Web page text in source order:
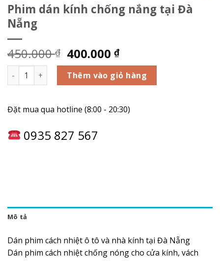
Phim dán kính chống nắng tại Đà
Nẵng
450.000₫ 400.000₫
Phim dán kính chống nắng tại Đà Nẵng số lượng
Thêm vào giỏ hàng
Đặt mua qua hotline (8:00 - 20:30)
0935 827 567
Mô tả
Dán phim cách nhiệt ô tô và nhà kính tại Đà Nẵng
Dán phim cách nhiệt chống nóng cho cửa kính, vách